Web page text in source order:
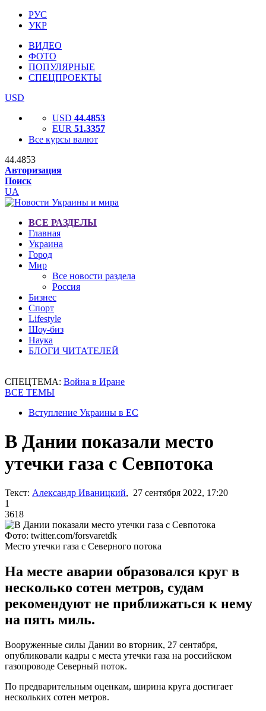
РУС
УКР
ВИДЕО
ФОТО
ПОПУЛЯРНЫЕ
СПЕЦПРОЕКТЫ
USD
USD 44.4853
EUR 51.3357
Все курсы валют
44.4853
Авторизация
Поиск
UA
ВСЕ РАЗДЕЛЫ
Главная
Украина
Город
Мир
Все новости раздела
Россия
Бизнес
Спорт
Lifestyle
Шоу-биз
Наука
БЛОГИ ЧИТАТЕЛЕЙ
СПЕЦТЕМА: Война в Иране
ВСЕ ТЕМЫ
Вступление Украины в ЕС
В Дании показали место
утечки газа с Севпотока
Текст: Александр Иваницкий, 27 сентября 2022, 17:20
1
3618
Фото: twitter.com/forsvaretdk
Место утечки газа с Северного потока
На месте аварии образовался круг в
несколько сотен метров, судам
рекомендуют не приближаться к нему
на пять миль.
Вооруженные силы Дании во вторник, 27 сентября,
опубликовали кадры с места утечки газа на российском
газопроводе Северный поток.
По предварительным оценкам, ширина круга достигает
нескольких сотен метров.